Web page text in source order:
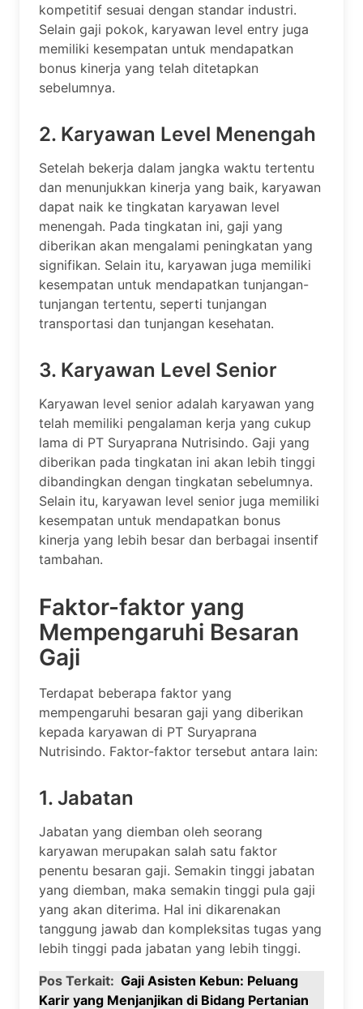
kompetitif sesuai dengan standar industri.
Selain gaji pokok, karyawan level entry juga
memiliki kesempatan untuk mendapatkan
bonus kinerja yang telah ditetapkan
sebelumnya.
2. Karyawan Level Menengah
Setelah bekerja dalam jangka waktu tertentu
dan menunjukkan kinerja yang baik, karyawan
dapat naik ke tingkatan karyawan level
menengah. Pada tingkatan ini, gaji yang
diberikan akan mengalami peningkatan yang
signifikan. Selain itu, karyawan juga memiliki
kesempatan untuk mendapatkan tunjangan-
tunjangan tertentu, seperti tunjangan
transportasi dan tunjangan kesehatan.
3. Karyawan Level Senior
Karyawan level senior adalah karyawan yang
telah memiliki pengalaman kerja yang cukup
lama di PT Suryaprana Nutrisindo. Gaji yang
diberikan pada tingkatan ini akan lebih tinggi
dibandingkan dengan tingkatan sebelumnya.
Selain itu, karyawan level senior juga memiliki
kesempatan untuk mendapatkan bonus
kinerja yang lebih besar dan berbagai insentif
tambahan.
Faktor-faktor yang
Mempengaruhi Besaran
Gaji
Terdapat beberapa faktor yang
mempengaruhi besaran gaji yang diberikan
kepada karyawan di PT Suryaprana
Nutrisindo. Faktor-faktor tersebut antara lain:
1. Jabatan
Jabatan yang diemban oleh seorang
karyawan merupakan salah satu faktor
penentu besaran gaji. Semakin tinggi jabatan
yang diemban, maka semakin tinggi pula gaji
yang akan diterima. Hal ini dikarenakan
tanggung jawab dan kompleksitas tugas yang
lebih tinggi pada jabatan yang lebih tinggi.
Pos Terkait: Gaji Asisten Kebun: Peluang
Karir yang Menjanjikan di Bidang Pertanian